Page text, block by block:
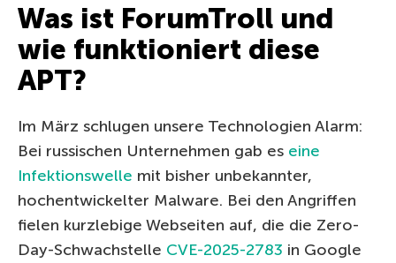
Was ist ForumTroll und
wie funktioniert diese
APT?
Im März schlugen unsere Technologien Alarm:
Bei russischen Unternehmen gab es eine
Infektionswelle mit bisher unbekannter,
hochentwickelter Malware. Bei den Angriffen
fielen kurzlebige Webseiten auf, die die Zero-
Day-Schwachstelle CVE-2025-2783 in Google